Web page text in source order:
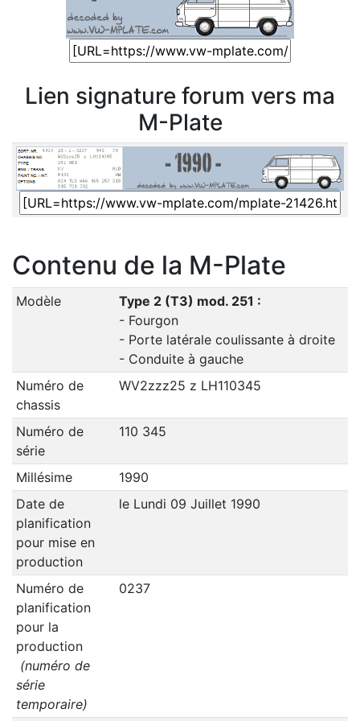
Lien signature forum vers ma
M-Plate
Contenu de la M-Plate
Modèle
Type 2 (T3) mod. 251 :
- Fourgon
- Porte latérale coulissante à droite
- Conduite à gauche
Numéro de
chassis
WV2zzz25 z LH110345
Numéro de
série
110 345
Millésime
1990
Date de
planification
pour mise en
production
le Lundi 09 Juillet 1990
Numéro de
planification
pour la
production
(numéro de
série
temporaire)
0237